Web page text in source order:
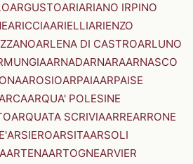
ARGUSTOARIARIANO IRPINO
ARICCIAARIELLIARIENZO
ARLENA DI CASTROARLUNO
ARNADARNARAARNASCO
AROSIOARPAIAARPAISE
ARQUA' POLESINE
ARQUATA SCRIVIAARREARRONE
ARSIEROARSITAARSOLI
ARTENAARTOGNEARVIER